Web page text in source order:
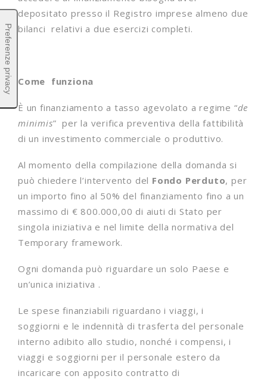
depositato presso il Registro imprese almeno due
bilanci relativi a due esercizi completi.
Come funziona
È un finanziamento a tasso agevolato a regime “de
minimis” per la verifica preventiva della fattibilità
di un investimento commerciale o produttivo.
Al momento della compilazione della domanda si
può chiedere l’intervento del Fondo Perduto, per
un importo fino al 50% del finanziamento fino a un
massimo di € 800.000,00 di aiuti di Stato per
singola iniziativa e nel limite della normativa del
Temporary framework.
Ogni domanda può riguardare un solo Paese e
un’unica iniziativa .
Le spese finanziabili riguardano i viaggi, i
soggiorni e le indennità di trasferta del personale
interno adibito allo studio, nonché i compensi, i
viaggi e soggiorni per il personale estero da
incaricare con apposito contratto di